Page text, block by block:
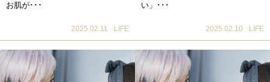
お肌が･･･
2025.02.11 LIFE
い」･･･
2025.02.10 LIFE